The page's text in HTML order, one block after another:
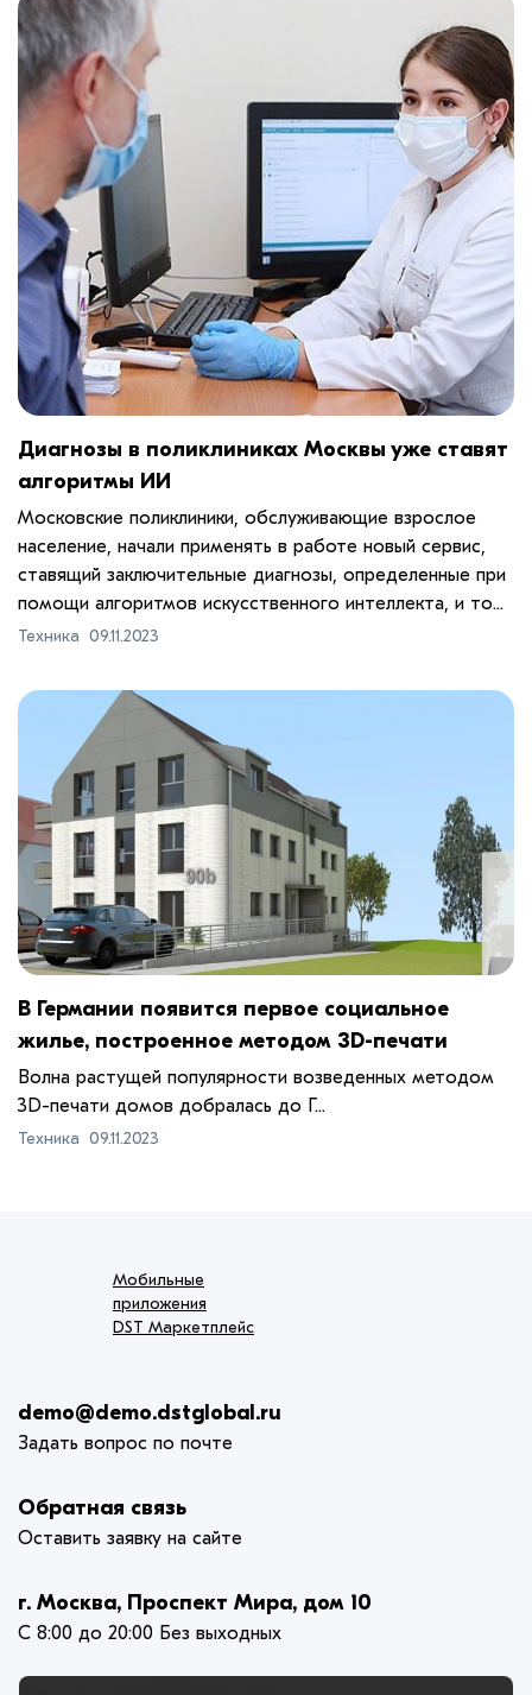
Диагнозы в поликлиниках Москвы уже ставят
алгоритмы ИИ
Московские поликлиники, обслуживающие взрослое
население, начали применять в работе новый сервис,
ставящий заключительные диагнозы, определенные при
помощи алгоритмов искусственного интеллекта, и то...
Техника 09.11.2023
В Германии появится первое социальное
жилье, построенное методом 3D-печати
Волна растущей популярности возведенных методом
3D-печати домов добралась до Г...
Техника 09.11.2023
Мобильные
приложения
DST Маркетплейс
demo@demo.dstglobal.ru
Задать вопрос по почте
Обратная связь
Оставить заявку на сайте
г. Москва, Проспект Мира, дом 10
С 8:00 до 20:00 Без выходных